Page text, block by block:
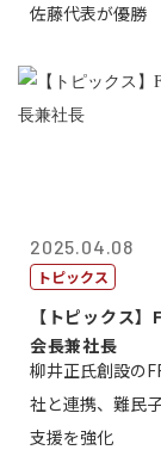
佐藤代表が優勝
2025.04.08
トピックス
【トピックス】
会長兼社長
柳井正氏創設の
社と連携、難民
支援を強化